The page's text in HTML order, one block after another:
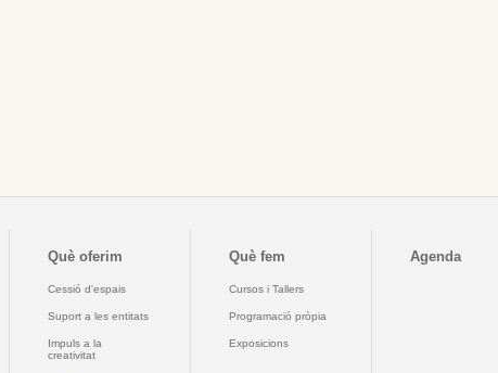
Què oferim
Cessió d'espais
Suport a les entitats
Impuls a la
creativitat
Què fem
Cursos i Tallers
Programació pròpia
Exposicions
Agenda